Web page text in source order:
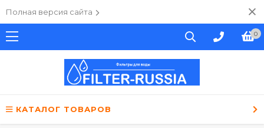
Полная версия сайта
0
КАТАЛОГ ТОВАРОВ